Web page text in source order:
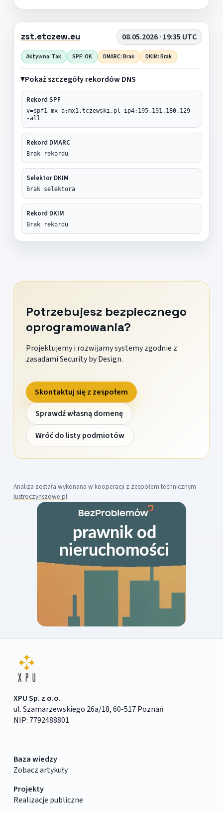
zst.etczew.eu 08.05.2026 · 19:35 UTC
Aktywna: Tak SPF: OK DMARC: Brak DKIM: Brak
Pokaż szczegóły rekordów DNS
Rekord SPF
v=spf1 mx a:mx1.tczewski.pl ip4:195.191.180.129
-all
Rekord DMARC
Brak rekordu
Selektor DKIM
Brak selektora
Rekord DKIM
Brak rekordu
Potrzebujesz bezpiecznego
oprogramowania?
Projektujemy i rozwijamy systemy zgodnie z
zasadami Security by Design.
Skontaktuj się z zespołem
Sprawdź własną domenę
Wróć do listy podmiotów
Analiza została wykonana w kooperacji z zespołem technicznym
lustroczynszowe.pl.
XPU Sp. z o.o.
ul. Szamarzewskiego 26a/18, 60-517 Poznań
NIP: 7792488801
Baza wiedzy
Zobacz artykuły
Projekty
Realizacje publiczne